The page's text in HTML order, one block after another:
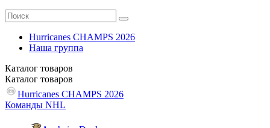
Hurricanes CHAMPS 2026
Наша группа
Каталог товаров
Каталог товаров
Hurricanes CHAMPS 2026
Команды NHL